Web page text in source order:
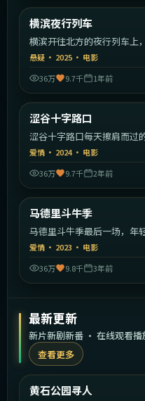
热门
横滨夜行列车
横滨开往北方的夜行列车上
失。
悬疑 · 2025 · 电影
36万
9.7千 1年前
热门
涩谷十字路口
涩谷十字路口每天擦肩而过
于停下。
爱情 · 2024· 电影
36万
9.7千 2年前
热门
马德里斗牛季
马德里斗牛季最后一场，年
恋曲。
爱情 · 2023 · 电影
36万
9.8千 3年前
最新更新
新片新剧新番 · 在线观看播
查看更多
最新
黄石公园寻人